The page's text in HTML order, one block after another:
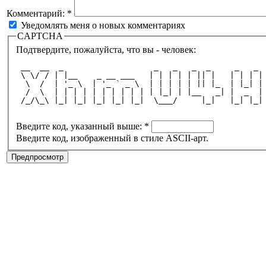
Комментарий: *
Уведомлять меня о новых комментариях
CAPTCHA
Подтвердите, пожалуйста, что вы - человек:
\ \/ / | |__    _ __ ___   | | | | | || |   | | | |
  \  /  | '_ \  | '_ ` _ \  | | | | | || |_  | |_| |
  /  \  | | | | | | | | | | | |_| | |__   _| |  _  |
/_/\_\ |_| |_| |_| |_| |_|  \___/     |_|   |_| |_|
Введите код, указанный выше: *
Введите код, изображенный в стиле ASCII-арт.